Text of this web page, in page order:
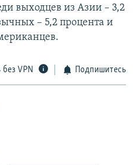
выходцев из Азии – 3,2
– 5,2 процента и
без VPN Подпишитесь